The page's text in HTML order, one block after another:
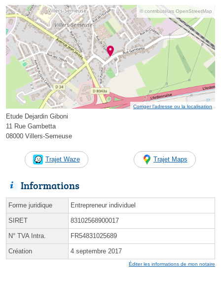
© contributeurs OpenStreetMap
Corriger l’adresse ou la localisation
Etude Dejardin Giboni
11 Rue Gambetta
08000 Villers-Semeuse
Trajet Waze Trajet Maps
Informations
Forme juridique Entrepreneur individuel
SIRET 83102568900017
N° TVA Intra. FR54831025689
Création 4 septembre 2017
Éditer les informations de mon notaire